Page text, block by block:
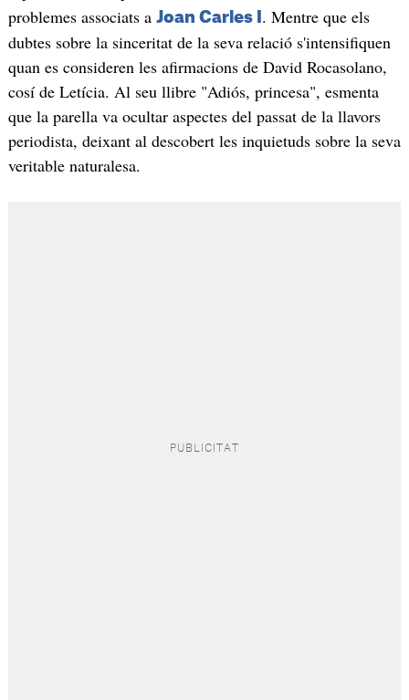
problemes associats a Joan Carles I . Mentre que els
dubtes sobre la sinceritat de la seva relació s'intensifiquen
quan es consideren les afirmacions de David Rocasolano,
cosí de Letícia. Al seu llibre "Adiós, princesa", esmenta
que la parella va ocultar aspectes del passat de la llavors
periodista, deixant al descobert les inquietuds sobre la seva
veritable naturalesa.